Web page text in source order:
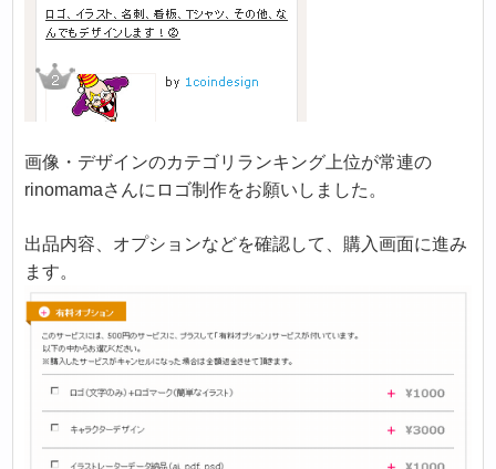
画像・デザインのカテゴリランキング上位が常連の
rinomamaさんにロゴ制作をお願いしました。
出品内容、オプションなどを確認して、購入画面に進み
ます。